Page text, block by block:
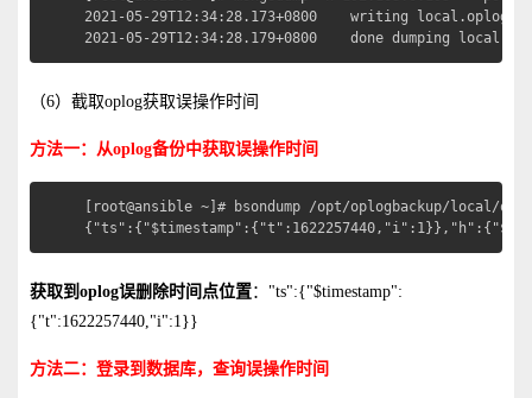
2021-05-29T12:34:28.173+0800	writing local.oplog.rs to
2021-05-29T12:34:28.179+0800	done
（6）截取oplog获取误操作时间
方法一：从oplog备份中获取误操作时间
[root@ansible ~]# bsondump /opt/oplogbackup/local/
获取到oplog误删除时间点位置："ts":{"$timestamp":
{"t":1622257440,"i":1}}
方法二：登录到数据库，查询误操作时间